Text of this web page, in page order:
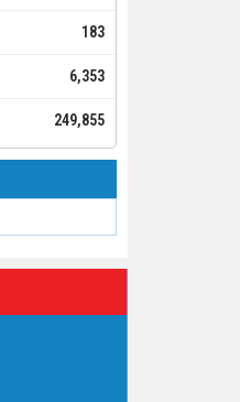
183
6,353
249,855